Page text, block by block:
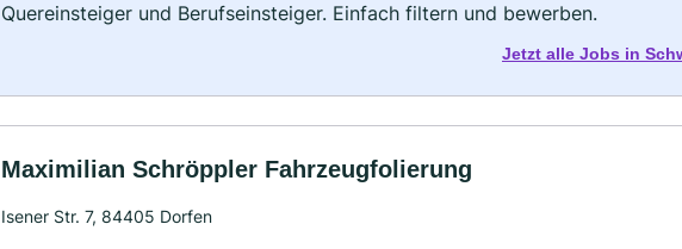
Quereinsteiger und Berufseinsteiger. Einfach filtern und bewerben.
Jetzt alle Jobs in
Maximilian Schröppler Fahrzeugfolierung
Isener Str. 7, 84405 Dorfen